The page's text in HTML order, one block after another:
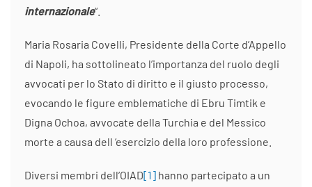
internazionale“.
Maria Rosaria Covelli, Presidente della Corte d’Appello
di Napoli, ha sottolineato l’importanza del ruolo degli
avvocati per lo Stato di diritto e il giusto processo,
evocando le figure emblematiche di Ebru Timtik e
Digna Ochoa, avvocate della Turchia e del Messico
morte a causa dell ‘esercizio della loro professione.
Diversi membri dell’OIAD[1] hanno partecipato a un